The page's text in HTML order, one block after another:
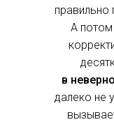
правильно
А потом
в
далеко не